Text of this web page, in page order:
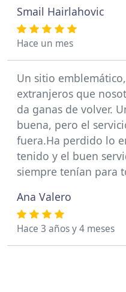
Smail Hairlahovic
Hace un mes
Un sitio
extranjeros que
da ganas de volver.
buena, pero el
fuera.Ha perdido lo
tenido y el buen
siempre tenían para
Ana Valero
Hace 3 años y 4 meses